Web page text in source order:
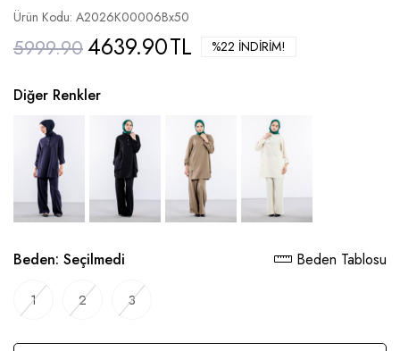
Ürün Kodu: A2026K00006Bx50
5999.904639.90TL %22 İNDIRIM!
Diğer Renkler
Beden: Seçilmedi Beden Tablosu
1 2 3